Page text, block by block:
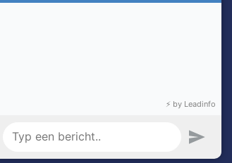
Open source e-commerce